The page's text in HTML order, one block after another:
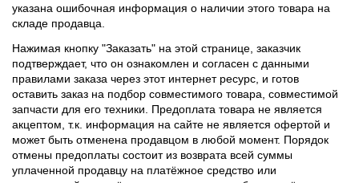
указана ошибочная информация о наличии этого товара на
складе продавца.
Нажимая кнопку "Заказать" на этой странице, заказчик
подтверждает, что он ознакомлен и согласен с данными
правилами заказа через этот интернет ресурс, и готов
оставить заказ на подбор совместимого товара, совместимой
запчасти для его техники. Предоплата товара не является
акцептом, т.к. информация на сайте не является офертой и
может быть отменена продавцом в любой момент. Порядок
отмены предоплаты состоит из возврата всей суммы
уплаченной продавцу на платёжное средство или